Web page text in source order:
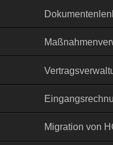
Migration von